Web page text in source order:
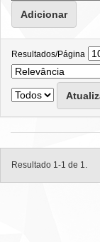
Resultados/Página
Resultado 1-1 de 1.